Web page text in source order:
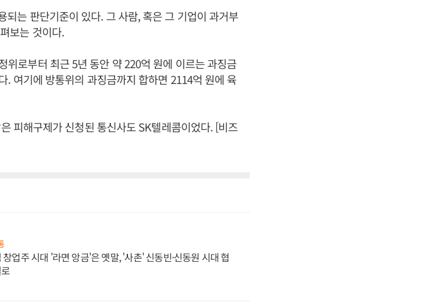
는 판단기준이 있다. 그 사람, 혹은 그 기업이 과거부
보는 것이다.
위로부터 최근 5년 동안 약 220억 원에 이르는 과징금
. 여기에 방통위의 과징금까지 합하면 2114억 원에 육
피해구제가 신청된 통신사도 SK텔레콤이었다. [비즈
창업주 시대 '라면 앙금'은 옛말, '사촌' 신동빈·신동원 시대 협